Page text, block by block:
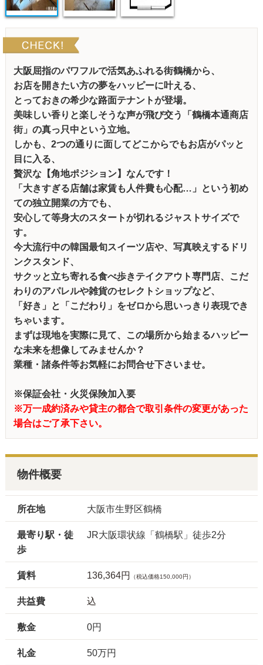
大阪屈指のパワフルで活気あふれる街鶴橋から、
お店を開きたい方の夢をハッピーに叶える、
とっておきの希少な路面テナントが登場。
美味しい香りと楽しそうな声が飛び交う「鶴橋本通商店
街」の真っ只中という立地。
しかも、2つの通りに面してどこからでもお店がパッと
目に入る、
贅沢な【角地ポジション】なんです！
「大きすぎる店舗は家賃も人件費も心配…」という初め
ての独立開業の方でも、
安心して等身大のスタートが切れるジャストサイズで
す。
今大流行中の韓国最旬スイーツ店や、写真映えするドリ
ンクスタンド、
サクッと立ち寄れる食べ歩きテイクアウト専門店、こだ
わりのアパレルや雑貨のセレクトショップなど、
「好き」と「こだわり」をゼロから思いっきり表現でき
ちゃいます。
まずは現地を実際に見て、この場所から始まるハッピー
な未来を想像してみませんか？
業種・諸条件等お気軽にお問合せ下さいませ。
※保証会社・火災保険加入要
※万一成約済みや貸主の都合で取引条件の変更があった
場合はご了承下さい。
物件概要
所在地 大阪市生野区鶴橋
最寄り駅・徒
歩
JR大阪環状線「鶴橋駅」徒歩2分
賃料 136,364円 （税込価格150,000円）
共益費 込
敷金 0円
礼金 50万円